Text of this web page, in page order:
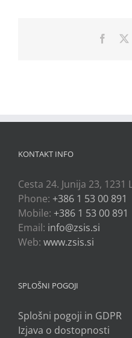
KONTAKT INFO
Cesta 24. Junija 23, 1231
Phone: +386 1 53 00 891
Mobile: +386 1 53 00 891
Email: info@zsis.si
Web: www.zsis.si
SPLOŠNI POGOJI
Splošni pogoji in GDPR
Izjava o dostopnosti